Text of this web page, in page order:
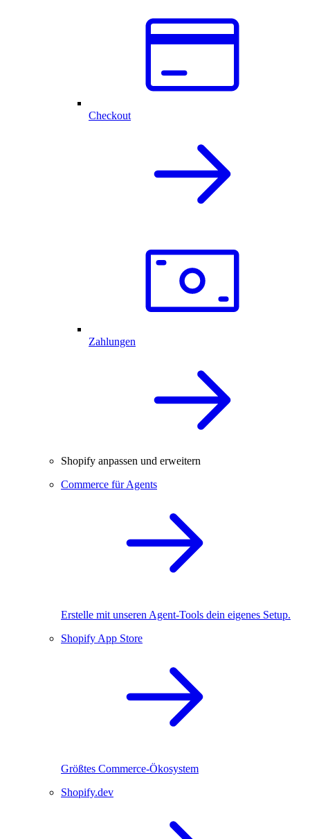
Checkout
Zahlungen
Shopify anpassen und erweitern
Commerce für Agents
Erstelle mit unseren Agent-Tools dein eigenes Setup.
Shopify App Store
Größtes Commerce-Ökosystem
Shopify.dev